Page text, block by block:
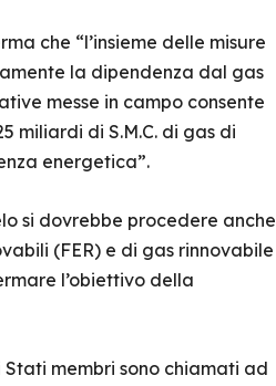
che “l’insieme delle misure
la dipendenza dal gas
messe in campo consente
miliardi di S.M.C. di gas di
energetica”.
si dovrebbe procedere anche
(FER) e di gas rinnovabile
l’obiettivo della
membri sono chiamati ad